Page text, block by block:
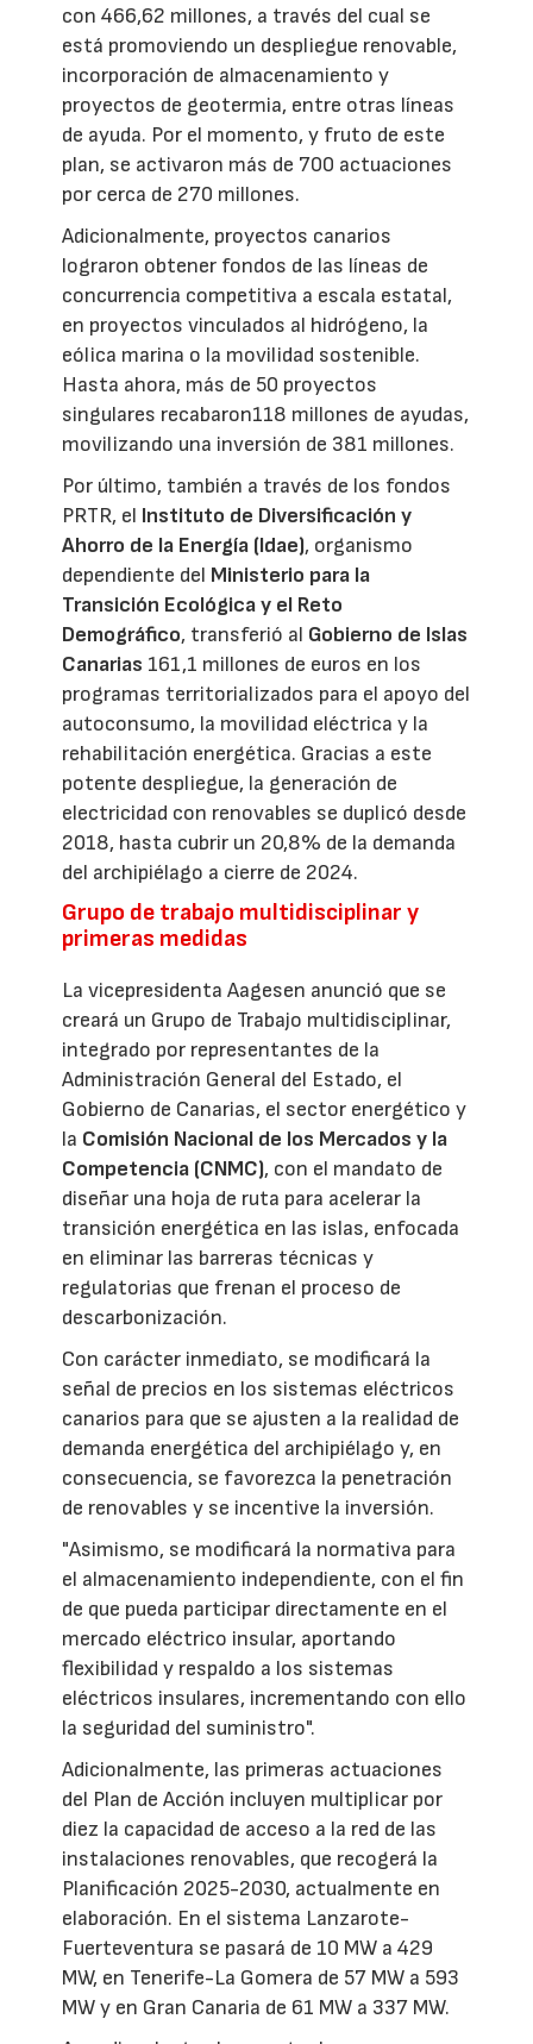
con 466,62 millones, a través del cual se
está promoviendo un despliegue renovable,
incorporación de almacenamiento y
proyectos de geotermia, entre otras líneas
de ayuda. Por el momento, y fruto de este
plan, se activaron más de 700 actuaciones
por cerca de 270 millones.
Adicionalmente, proyectos canarios
lograron obtener fondos de las líneas de
concurrencia competitiva a escala estatal,
en proyectos vinculados al hidrógeno, la
eólica marina o la movilidad sostenible.
Hasta ahora, más de 50 proyectos
singulares recabaron118 millones de ayudas,
movilizando una inversión de 381 millones.
Por último, también a través de los fondos
PRTR, el Instituto de Diversificación y
Ahorro de la Energía (Idae), organismo
dependiente del Ministerio para la
Transición Ecológica y el Reto
Demográfico, transferió al Gobierno de Islas
Canarias 161,1 millones de euros en los
programas territorializados para el apoyo del
autoconsumo, la movilidad eléctrica y la
rehabilitación energética. Gracias a este
potente despliegue, la generación de
electricidad con renovables se duplicó desde
2018, hasta cubrir un 20,8% de la demanda
del archipiélago a cierre de 2024.
Grupo de trabajo multidisciplinar y
primeras medidas
La vicepresidenta Aagesen anunció que se
creará un Grupo de Trabajo multidisciplinar,
integrado por representantes de la
Administración General del Estado, el
Gobierno de Canarias, el sector energético y
la Comisión Nacional de los Mercados y la
Competencia (CNMC), con el mandato de
diseñar una hoja de ruta para acelerar la
transición energética en las islas, enfocada
en eliminar las barreras técnicas y
regulatorias que frenan el proceso de
descarbonización.
Con carácter inmediato, se modificará la
señal de precios en los sistemas eléctricos
canarios para que se ajusten a la realidad de
demanda energética del archipiélago y, en
consecuencia, se favorezca la penetración
de renovables y se incentive la inversión.
"Asimismo, se modificará la normativa para
el almacenamiento independiente, con el fin
de que pueda participar directamente en el
mercado eléctrico insular, aportando
flexibilidad y respaldo a los sistemas
eléctricos insulares, incrementando con ello
la seguridad del suministro".
Adicionalmente, las primeras actuaciones
del Plan de Acción incluyen multiplicar por
diez la capacidad de acceso a la red de las
instalaciones renovables, que recogerá la
Planificación 2025-2030, actualmente en
elaboración. En el sistema Lanzarote-
Fuerteventura se pasará de 10 MW a 429
MW, en Tenerife-La Gomera de 57 MW a 593
MW y en Gran Canaria de 61 MW a 337 MW.